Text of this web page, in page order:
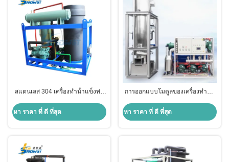
สแตนเลส 304 เครื่องทําน้ําแข็งท่อ
หา ราคา ที่ ดี ที่สุด
การออกแบบโมดูลของเครื่องทําน้ํา
หา ราคา ที่ ดี ที่สุด